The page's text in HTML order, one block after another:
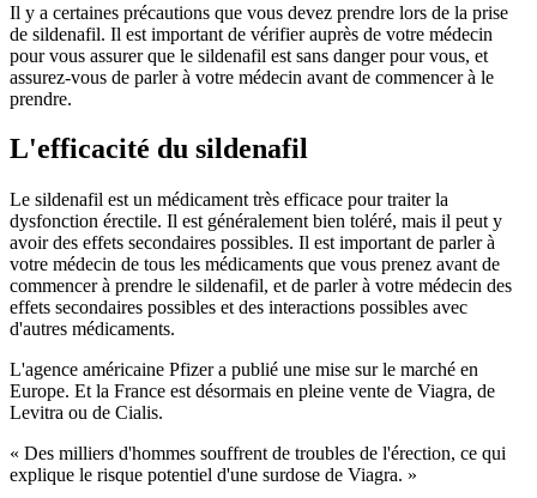
Il y a certaines précautions que vous devez prendre lors de la prise
de sildenafil. Il est important de vérifier auprès de votre médecin
pour vous assurer que le sildenafil est sans danger pour vous, et
assurez-vous de parler à votre médecin avant de commencer à le
prendre.
L'efficacité du sildenafil
Le sildenafil est un médicament très efficace pour traiter la
dysfonction érectile. Il est généralement bien toléré, mais il peut y
avoir des effets secondaires possibles. Il est important de parler à
votre médecin de tous les médicaments que vous prenez avant de
commencer à prendre le sildenafil, et de parler à votre médecin des
effets secondaires possibles et des interactions possibles avec
d'autres médicaments.
L'agence américaine Pfizer a publié une mise sur le marché en
Europe. Et la France est désormais en pleine vente de Viagra, de
Levitra ou de Cialis.
« Des milliers d'hommes souffrent de troubles de l'érection, ce qui
explique le risque potentiel d'une surdose de Viagra. »